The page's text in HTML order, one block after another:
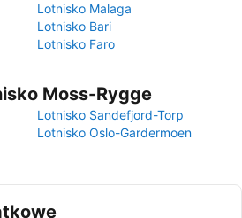
Lotnisko Malaga
Lotnisko Bari
Lotnisko Faro
Moss-Rygge
Lotnisko Sandefjord-Torp
Lotnisko Oslo-Gardermoen